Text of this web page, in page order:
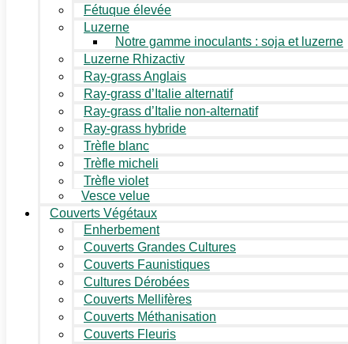
Fétuque élevée
Luzerne
Notre gamme inoculants : soja et luzerne
Luzerne Rhizactiv
Ray-grass Anglais
Ray-grass d’Italie alternatif
Ray-grass d’Italie non-alternatif
Ray-grass hybride
Trèfle blanc
Trèfle micheli
Trèfle violet
Vesce velue
Couverts Végétaux
Enherbement
Couverts Grandes Cultures
Couverts Faunistiques
Cultures Dérobées
Couverts Mellifères
Couverts Méthanisation
Couverts Fleuris